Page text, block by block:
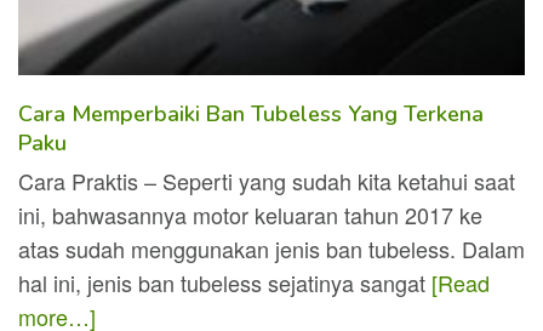
Cara Memperbaiki Ban Tubeless Yang Terkena
Paku
Cara Praktis – Seperti yang sudah kita ketahui saat
ini, bahwasannya motor keluaran tahun 2017 ke
atas sudah menggunakan jenis ban tubeless. Dalam
hal ini, jenis ban tubeless sejatinya sangat [Read
more…]